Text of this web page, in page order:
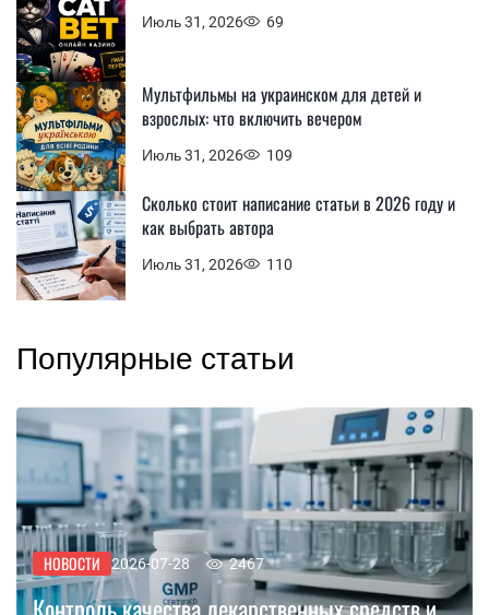
Июль 31, 2026 69
Июль 31, 2026 109
Мультфильмы на украинском для детей и
взрослых: что включить вечером
Июль 31, 2026 110
Сколько стоит написание статьи в 2026 году и
как выбрать автора
Популярные статьи
НОВОСТИ 2026-07-28 2467